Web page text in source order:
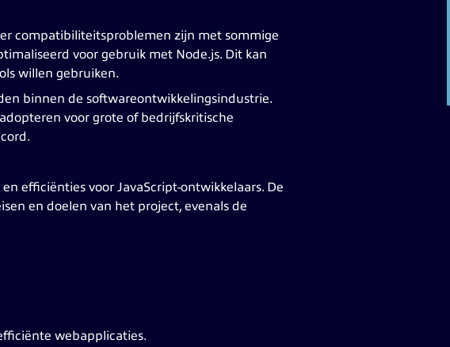
compatibiliteitsproblemen zijn met sommige
voor gebruik met Node.js. Dit kan
willen gebruiken.
binnen de softwareontwikkelingsindustrie.
voor grote of bedrijfskritische
efficiënties voor JavaScript-ontwikkelaars. De
en doelen van het project, evenals de
webapplicaties.